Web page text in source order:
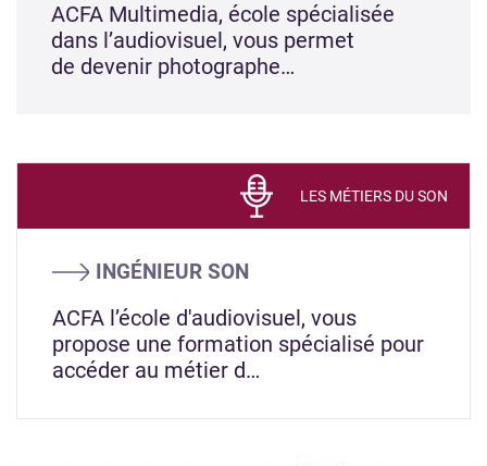
ACFA Multimedia, école spécialisée
dans l’audiovisuel, vous permet
de devenir photographe…
INGÉNIEUR SON
LES MÉTIERS DU SON
ACFA l’école d'audiovisuel, vous
propose une formation spécialisé pour
accéder au métier d…